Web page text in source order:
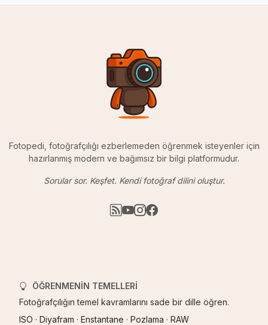
Fotopedi, fotoğrafçılığı ezberlemeden öğrenmek isteyenler için
hazırlanmış modern ve bağımsız bir bilgi platformudur.
Sorular sor. Keşfet. Kendi fotoğraf dilini oluştur.
ÖĞRENMENIN TEMELLERI
Fotoğrafçılığın temel kavramlarını sade bir dille öğren.
ISO · Diyafram · Enstantane · Pozlama · RAW